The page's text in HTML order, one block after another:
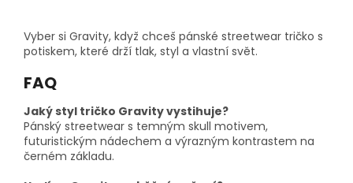
Vyber si Gravity, když chceš pánské streetwear tričko s
potiskem, které drží tlak, styl a vlastní svět.
FAQ
Jaký styl tričko Gravity vystihuje?
Pánský streetwear s temným skull motivem,
futuristickým nádechem a výrazným kontrastem na
černém základu.